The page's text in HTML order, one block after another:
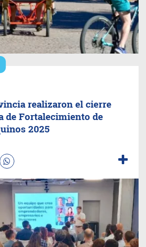
realizaron el cierre
de Fortalecimiento de
2025